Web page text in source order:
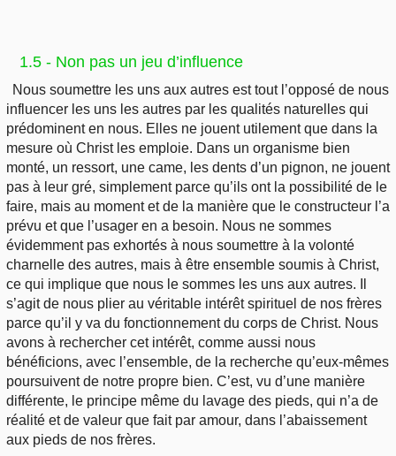
1.5 - Non pas un jeu d’influence
Nous soumettre les uns aux autres est tout l’opposé de nous
influencer les uns les autres par les qualités naturelles qui
prédominent en nous. Elles ne jouent utilement que dans la
mesure où Christ les emploie. Dans un organisme bien
monté, un ressort, une came, les dents d’un pignon, ne jouent
pas à leur gré, simplement parce qu’ils ont la possibilité de le
faire, mais au moment et de la manière que le constructeur l’a
prévu et que l’usager en a besoin. Nous ne sommes
évidemment pas exhortés à nous soumettre à la volonté
charnelle des autres, mais à être ensemble soumis à Christ,
ce qui implique que nous le sommes les uns aux autres. Il
s’agit de nous plier au véritable intérêt spirituel de nos frères
parce qu’il y va du fonctionnement du corps de Christ. Nous
avons à rechercher cet intérêt, comme aussi nous
bénéficions, avec l’ensemble, de la recherche qu’eux-mêmes
poursuivent de notre propre bien. C’est, vu d’une manière
différente, le principe même du lavage des pieds, qui n’a de
réalité et de valeur que fait par amour, dans l’abaissement
aux pieds de nos frères.